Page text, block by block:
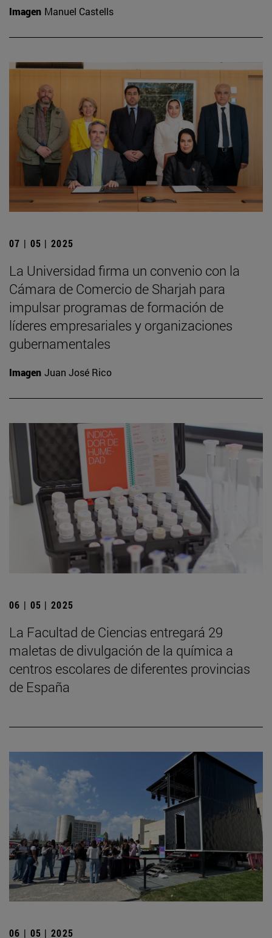
Imagen Manuel Castells
07 | 05 | 2025
La Universidad firma un convenio con la
Cámara de Comercio de Sharjah para
impulsar programas de formación de
líderes empresariales y organizaciones
gubernamentales
Imagen Juan José Rico
06 | 05 | 2025
La Facultad de Ciencias entregará 29
maletas de divulgación de la química a
centros escolares de diferentes provincias
de España
06 | 05 | 2025